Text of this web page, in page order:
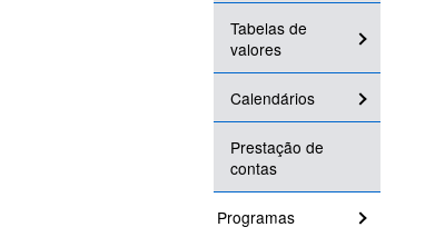
Tabelas de
valores
Calendários
Prestação de
contas
Programas